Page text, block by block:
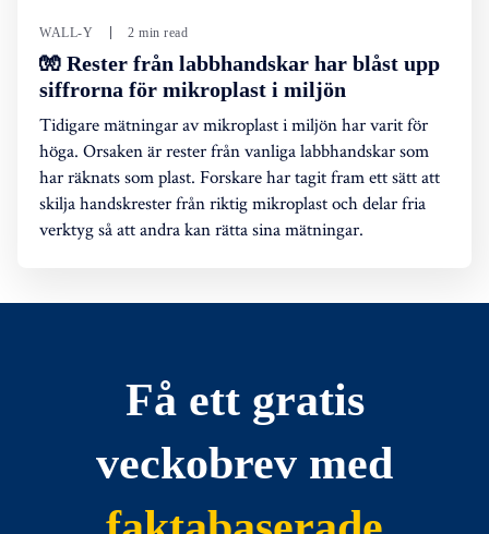
WALL-Y 2 min read
🧤 Rester från labbhandskar har blåst upp
siffrorna för mikroplast i miljön
Tidigare mätningar av mikroplast i miljön har varit för
höga. Orsaken är rester från vanliga labbhandskar som
har räknats som plast. Forskare har tagit fram ett sätt att
skilja handskrester från riktig mikroplast och delar fria
verktyg så att andra kan rätta sina mätningar.
Få ett gratis
veckobrev med